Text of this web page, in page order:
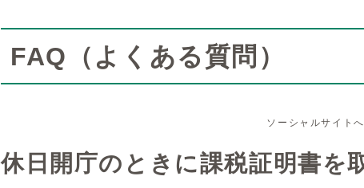
FAQ（よくある質問）
ソーシャルサイト
休日開庁のときに課税証明書を